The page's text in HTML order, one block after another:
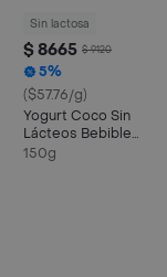
Sin lactosa
$ 8665 $ 9120
5%
($57.76/g)
Yogurt Coco Sin
Lácteos Bebible
Calcio Sabor Fresa
150g